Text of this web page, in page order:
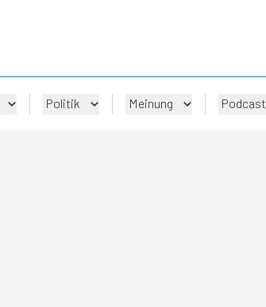
Politik Meinung Podcast